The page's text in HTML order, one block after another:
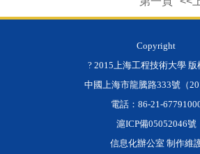
Copyright
? 2015上海工程技術大學 版
中國上海市龍騰路333號（
電話：86-21-
滬ICP備05052046號
信息化辦公室 制作維